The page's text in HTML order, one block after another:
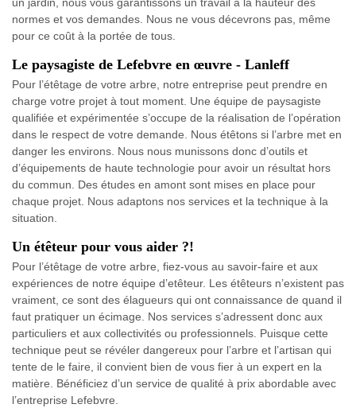
un jardin, nous vous garantissons un travail à la hauteur des
normes et vos demandes. Nous ne vous décevrons pas, même
pour ce coût à la portée de tous.
Le paysagiste de Lefebvre en œuvre - Lanleff
Pour l’étêtage de votre arbre, notre entreprise peut prendre en
charge votre projet à tout moment. Une équipe de paysagiste
qualifiée et expérimentée s’occupe de la réalisation de l’opération
dans le respect de votre demande. Nous étêtons si l’arbre met en
danger les environs. Nous nous munissons donc d’outils et
d’équipements de haute technologie pour avoir un résultat hors
du commun. Des études en amont sont mises en place pour
chaque projet. Nous adaptons nos services et la technique à la
situation.
Un étêteur pour vous aider ?!
Pour l’étêtage de votre arbre, fiez-vous au savoir-faire et aux
expériences de notre équipe d’etêteur. Les étêteurs n’existent pas
vraiment, ce sont des élagueurs qui ont connaissance de quand il
faut pratiquer un écimage. Nos services s’adressent donc aux
particuliers et aux collectivités ou professionnels. Puisque cette
technique peut se révéler dangereux pour l’arbre et l’artisan qui
tente de le faire, il convient bien de vous fier à un expert en la
matière. Bénéficiez d’un service de qualité à prix abordable avec
l’entreprise Lefebvre.